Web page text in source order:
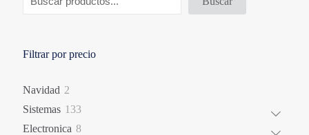
Filtrar por precio
Navidad 2
Sistemas 133133
Electronica 88